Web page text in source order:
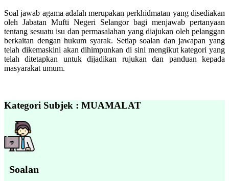
Soal jawab agama adalah merupakan perkhidmatan yang disediakan
oleh Jabatan Mufti Negeri Selangor bagi menjawab pertanyaan
tentang sesuatu isu dan permasalahan yang diajukan oleh pelanggan
berkaitan dengan hukum syarak. Setiap soalan dan jawapan yang
telah dikemaskini akan dihimpunkan di sini mengikut kategori yang
telah ditetapkan untuk dijadikan rujukan dan panduan kepada
masyarakat umum.
Kategori Subjek : MUAMALAT
Soalan